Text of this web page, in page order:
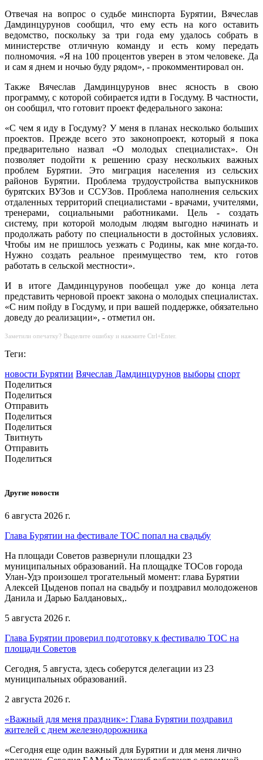
Отвечая на вопрос о судьбе минспорта Бурятии, Вячеслав
Дамдинцурунов сообщил, что ему есть на кого оставить
ведомство, поскольку за три года ему удалось собрать в
министерстве отличную команду и есть кому передать
полномочия. «Я на 100 процентов уверен в этом человеке. Да
и сам я днем и ночью буду рядом», - прокомментировал он.
Также Вячеслав Дамдинцурунов внес ясность в свою
программу, с которой собирается идти в Госдуму. В частности,
он сообщил, что готовит проект федерального закона:
«С чем я иду в Госдуму? У меня в планах несколько больших
проектов. Прежде всего это законопроект, который я пока
предварительно назвал «О молодых специалистах». Он
позволяет подойти к решению сразу нескольких важных
проблем Бурятии. Это миграция населения из сельских
районов Бурятии. Проблема трудоустройства выпускников
бурятских ВУЗов и ССУЗов. Проблема наполнения сельских
отдаленных территорий специалистами - врачами, учителями,
тренерами, социальными работниками. Цель - создать
систему, при которой молодым людям выгодно начинать и
продолжать работу по специальности в достойных условиях.
Чтобы им не пришлось уезжать с Родины, как мне когда-то.
Нужно создать реальное преимущество тем, кто готов
работать в сельской местности».
И в итоге Дамдинцурунов пообещал уже до конца лета
представить черновой проект закона о молодых специалистах.
«С ним пойду в Госдуму, и при вашей поддержке, обязательно
доведу до реализации», - отметил он.
Заметили опечатку? Выделите ошибку и нажмите Ctrl+Enter.
Теги:
новости Бурятии Вячеслав Дамдинцурунов выборы спорт
Поделиться
Поделиться
Отправить
Поделиться
Поделиться
Твитнуть
Отправить
Поделиться
Другие новости
6 августа 2026 г.
Глава Бурятии на фестивале ТОС попал на свадьбу
На площади Советов развернули площадки 23
муниципальных образований. На площадке ТОСов города
Улан-Удэ произошел трогательный момент: глава Бурятии
Алексей Цыденов попал на свадьбу и поздравил молодоженов
Данила и Дарью Балдановых,.
5 августа 2026 г.
Глава Бурятии проверил подготовку к фестивалю ТОС на
площади Советов
Сегодня, 5 августа, здесь соберутся делегации из 23
муниципальных образований.
2 августа 2026 г.
«Важный для меня праздник»: Глава Бурятии поздравил
жителей с днем железнодорожника
«Сегодня еще один важный для Бурятии и для меня лично